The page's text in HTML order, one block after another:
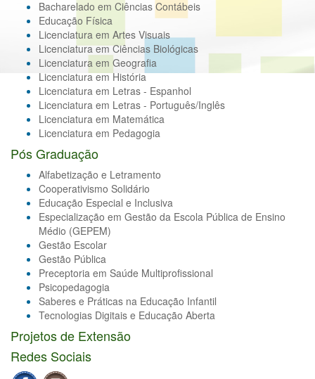
Bacharelado em Ciências Contábeis
Educação Física
Licenciatura em Artes Visuais
Licenciatura em Ciências Biológicas
Licenciatura em Geografia
Licenciatura em História
Licenciatura em Letras - Espanhol
Licenciatura em Letras - Português/Inglês
Licenciatura em Matemática
Licenciatura em Pedagogia
Pós Graduação
Alfabetização e Letramento
Cooperativismo Solidário
Educação Especial e Inclusiva
Especialização em Gestão da Escola Pública de Ensino
Médio (GEPEM)
Gestão Escolar
Gestão Pública
Preceptoria em Saúde Multiprofissional
Psicopedagogia
Saberes e Práticas na Educação Infantil
Tecnologias Digitais e Educação Aberta
Projetos de Extensão
Redes Sociais